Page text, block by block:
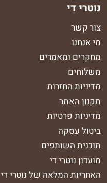
נוטרי די
צור קשר
מי אנחנו
מחקרים ומאמרים
משלוחים
מדיניות החזרות
תקנון האתר
מדיניות פרטיות
ביטול עסקה
תוכנית השותפים
מועדון נוטרי די
האחריות המלאה של נוטרי די